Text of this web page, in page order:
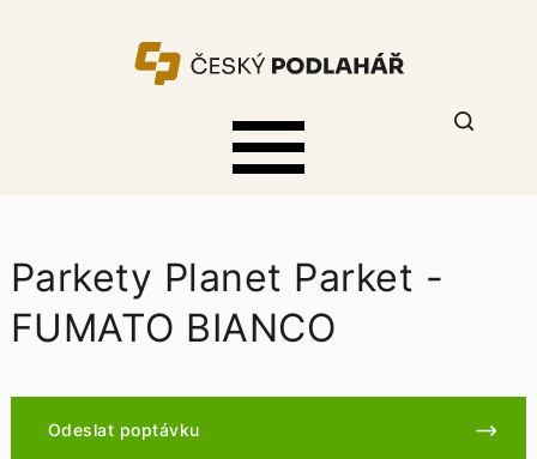
Parkety Planet Parket -
FUMATO BIANCO
Odeslat poptávku